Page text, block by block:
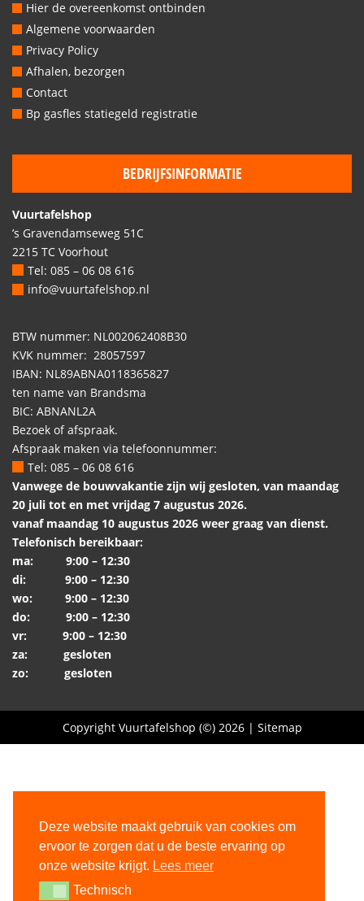
Hier de overeenkomst ontbinden
Algemene voorwaarden
Privacy Policy
Afhalen, bezorgen
Contact
Bp gasfles statiegeld registratie
BEDRIJFSINFORMATIE
Vuurtafelshop
’s Gravendamseweg 51C
2215 TC Voorhout
Tel: 085 – 06 08 616
info@vuurtafelshop.nl
BTW nummer: NL002062408B30
KVK nummer: 28057597
IBAN: NL89ABNA0118365827
ten name van Brandsma
BIC: ABNANL2A
Bezoek of afspraak.
Afspraak maken via telefoonnummer:
Tel: 085 – 06 08 616
Vanwege de bouwvakantie zijn wij gesloten, van maandag
20 juli tot en met vrijdag 7 augustus 2026.
vanaf maandag 10 augustus 2026 weer graag van dienst.
Telefonisch bereikbaar:
ma: 9:00 – 12:30
di: 9:00 – 12:30
wo: 9:00 – 12:30
do: 9:00 – 12:30
vr: 9:00 – 12:30
za: gesloten
zo: gesloten
Copyright Vuurtafelshop (©) 2026 | Sitemap
Deze website maakt gebruik van cookies om
ervoor te zorgen dat u de beste ervaring op
onze website krijgt. Lees meer
TechnischTechnisch